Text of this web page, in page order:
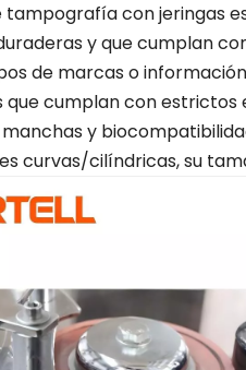
tampografía con jeringas
y que cumplan
de marcas o
cumplan con estrictos
y
curvas/cilíndricas, su